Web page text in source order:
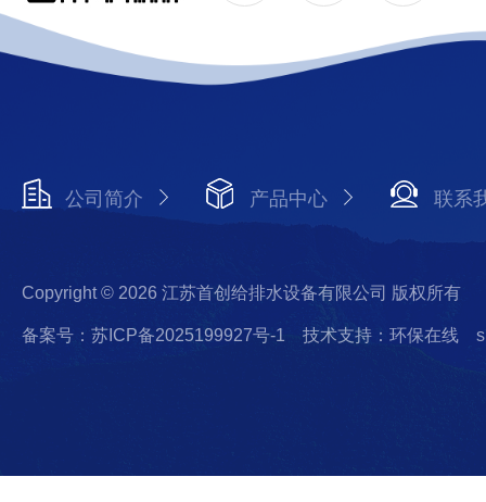
公司简介 产品中心 联系
Copyright © 2026 江苏首创给排水设备有限公司 版权所有
备案号：苏ICP备2025199927号-1 技术支持：环保在线